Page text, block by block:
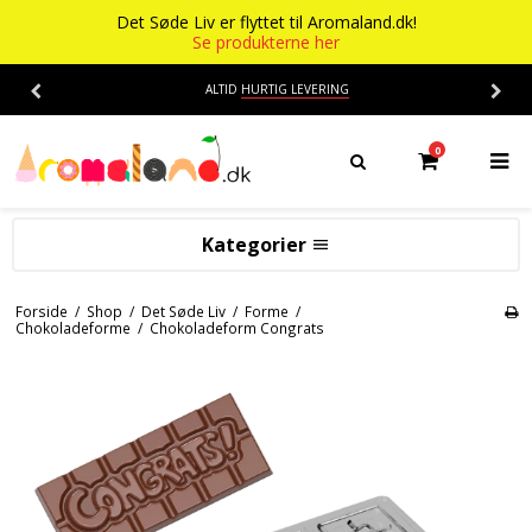
Det Søde Liv er flyttet til Aromaland.dk!
Se produkterne her
ALTID HURTIG LEVERING
0
Kategorier
Smage
Banan aroma
Blåbær aroma
Flasker
Aromaer
Chokolade
Isenkram
Opskrifter
Forside / Shop / Det Søde Liv / Forme /
Chokoladeforme / Chokoladeform Congrats